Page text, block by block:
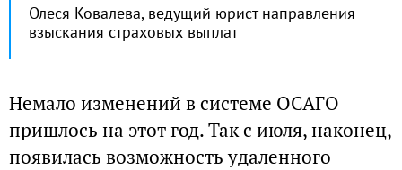
Олеся Ковалева, ведущий юрист направления
взыскания страховых выплат
Немало изменений в системе ОСАГО
пришлось на этот год. Так с июля, наконец,
появилась возможность удаленного